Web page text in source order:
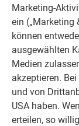
Marketing-
ein („Marketing
können
ausgewählten
Medien
akzeptieren.
und von
USA haben.
erteilen, so
Text:
Video: